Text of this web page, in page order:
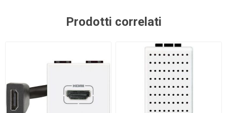
Prodotti correlati